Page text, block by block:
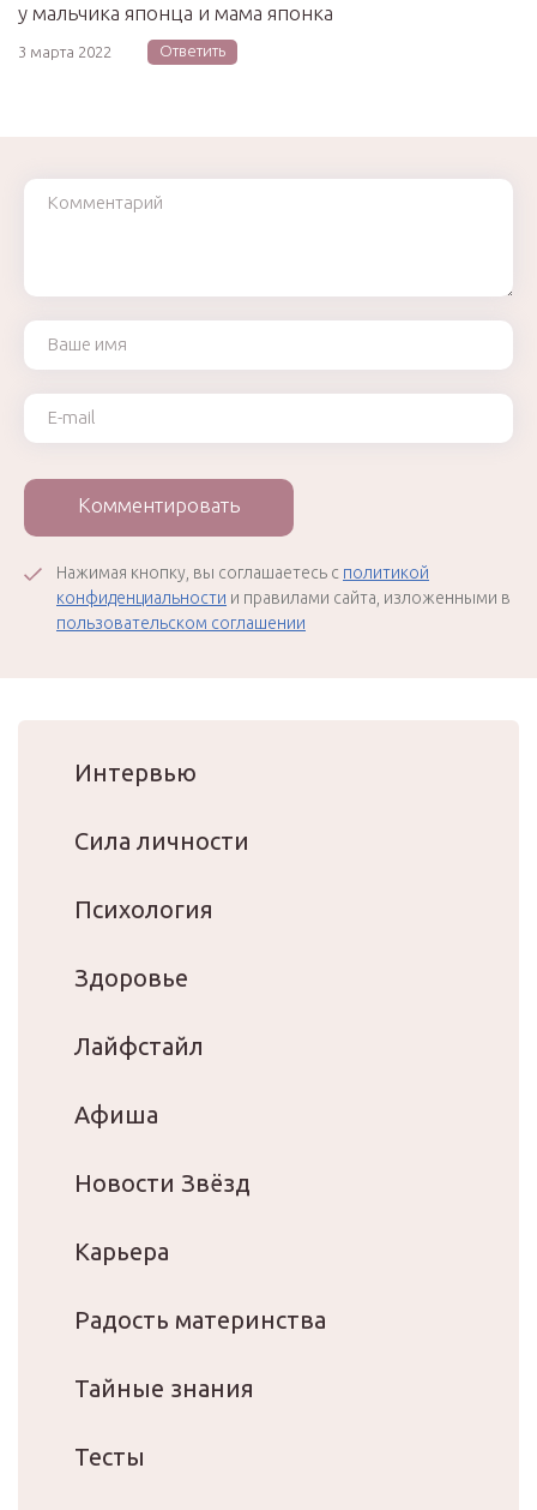
у мальчика японца и мама японка
3 марта 2022 Ответить
Комментарий
Ваше имя
Ваш e-mail
Комментировать
Нажимая кнопку, вы соглашаетесь с политикой
конфиденциальности и правилами сайта, изложенными в
пользовательском соглашении
Интервью
Сила личности
Психология
Здоровье
Лайфстайл
Афиша
Новости Звёзд
Карьера
Радость материнства
Тайные знания
Тесты